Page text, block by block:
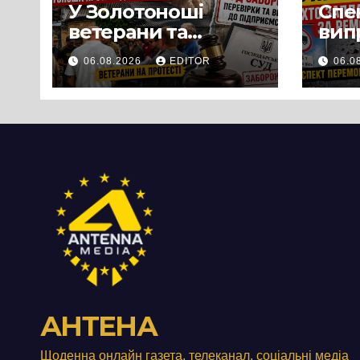
У Золотоноші
ветерани та
місцеві жителі
вийшли на
протест до стін
виробництвом
м’яса птиці
06.08.2026 EDITOR
АНТЕНА
Щоденна онлайн газета, телеканал, соціальні медіа